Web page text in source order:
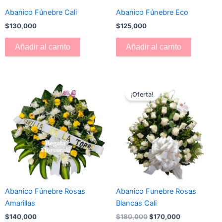
Abanico Fúnebre Cali
$130,000
Añadir al carrito
Abanico Fúnebre Eco
$125,000
Añadir al carrito
Abanico Fúnebre Rosas
Amarillas
$140,000
¡Oferta!
Abanico Funebre Rosas
Blancas Cali
$180,000
precio
original
era:
$180,000.
$170,000
es:
$170,000.